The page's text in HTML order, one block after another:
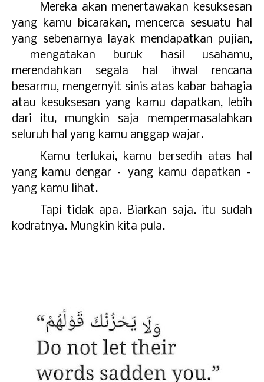
Mereka akan menertawakan kesuksesan
yang kamu bicarakan, mencerca sesuatu hal
yang sebenarnya layak mendapatkan pujian,
mengatakan buruk hasil usahamu,
merendahkan segala hal ihwal rencana
besarmu, mengernyit sinis atas kabar bahagia
atau kesuksesan yang kamu dapatkan, lebih
dari itu, mungkin saja mempermasalahkan
seluruh hal yang kamu anggap wajar.
Kamu terlukai, kamu bersedih atas hal
yang kamu dengar – yang kamu dapatkan –
yang kamu lihat.
Tapi tidak apa. Biarkan saja. itu sudah
kodratnya. Mungkin kita pula.